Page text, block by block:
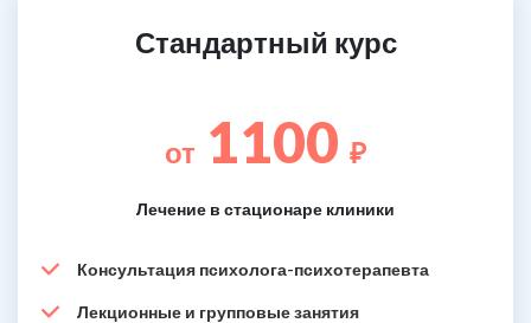
Стандартный курс
от 1100 ₽
Лечение в стационаре клиники
Консультация психолога-психотерапевта
Лекционные и групповые занятия